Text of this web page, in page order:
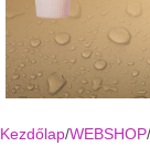
Kezdőlap WEBSHOP